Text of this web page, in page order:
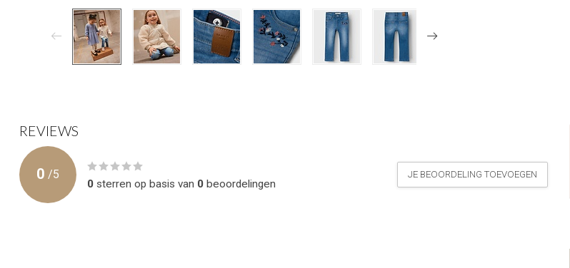
REVIEWS
0 /5
0 sterren op basis van 0 beoordelingen
JE BEOORDELING TOEVOEGEN